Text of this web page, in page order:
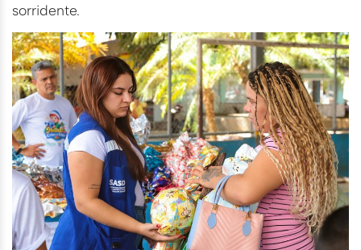
sorridente.